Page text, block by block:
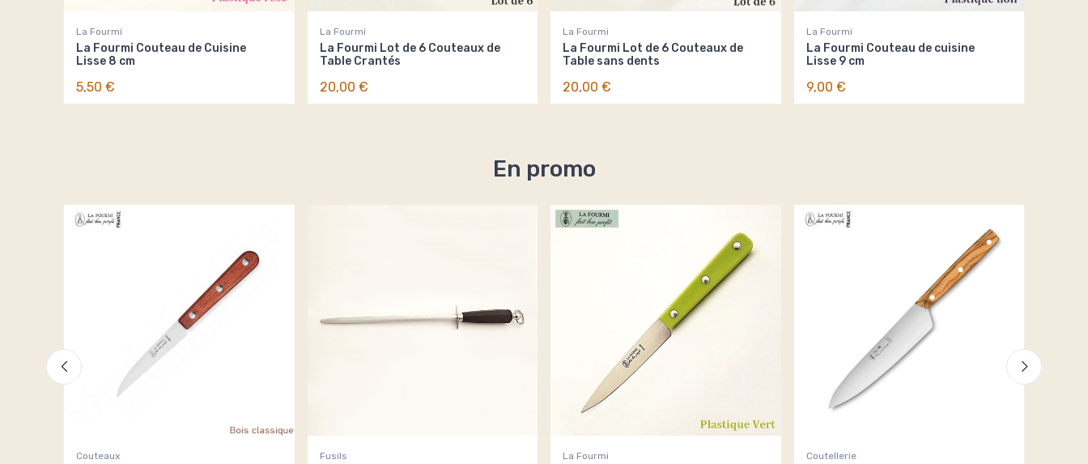
La Fourmi
La Fourmi Couteau de Cuisine
Lisse 8 cm
5,50 €
La Fourmi
La Fourmi Lot de 6 Couteaux de
Table Crantés
20,00 €
La Fourmi
La Fourmi Lot de 6 Couteaux de
Table sans dents
20,00 €
La Fourmi
La Fourmi Couteau de cuisine
Lisse 9 cm
9,00 €
En promo
Couteaux Fusils La Fourmi Coutellerie